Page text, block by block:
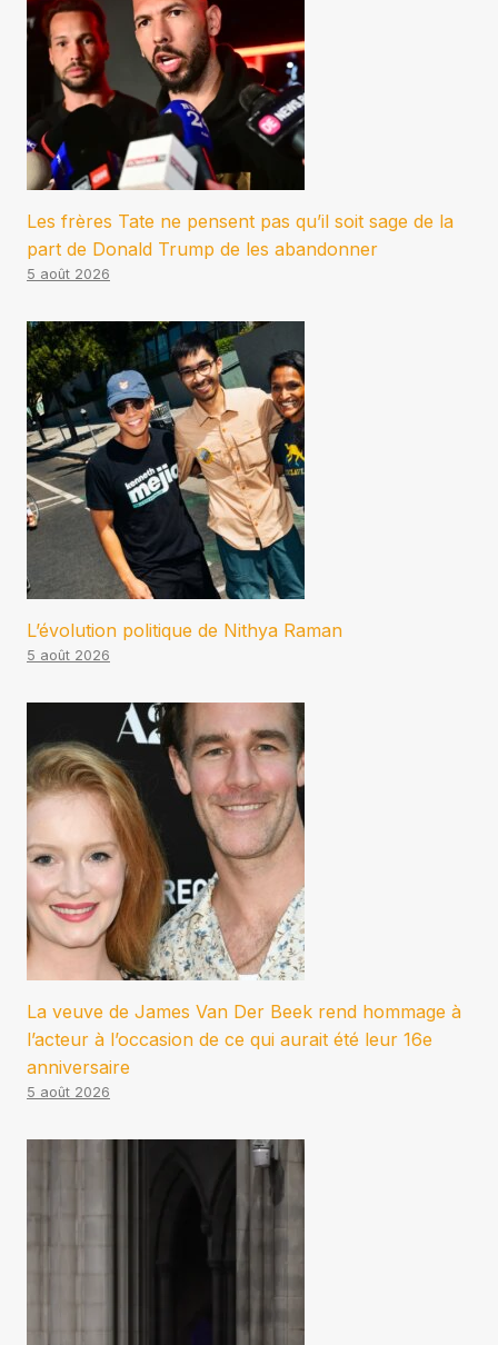
Les frères Tate ne pensent pas qu’il soit sage de la
part de Donald Trump de les abandonner
5 août 2026
L’évolution politique de Nithya Raman
5 août 2026
La veuve de James Van Der Beek rend hommage à
l’acteur à l’occasion de ce qui aurait été leur 16e
anniversaire
5 août 2026